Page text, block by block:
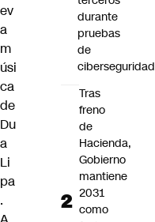
ev
a
m
úsi
ca
de
Du
a
Li
pa
.
durante
pruebas
de
ciberseguridad
Tras
freno
de
Hacienda,
Gobierno
mantiene
2031
como